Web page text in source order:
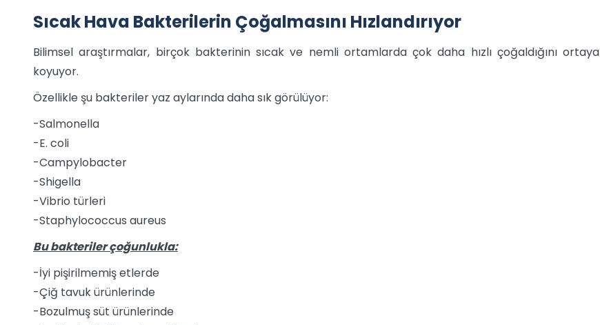
Sıcak Hava Bakterilerin Çoğalmasını Hızlandırıyor
Bilimsel araştırmalar, birçok bakterinin sıcak ve nemli ortamlarda çok daha hızlı çoğaldığını ortaya
koyuyor.
Özellikle şu bakteriler yaz aylarında daha sık görülüyor:
-Salmonella
-E. coli
-Campylobacter
-Shigella
-Vibrio türleri
-Staphylococcus aureus
Bu bakteriler çoğunlukla:
-İyi pişirilmemiş etlerde
-Çiğ tavuk ürünlerinde
-Bozulmuş süt ürünlerinde